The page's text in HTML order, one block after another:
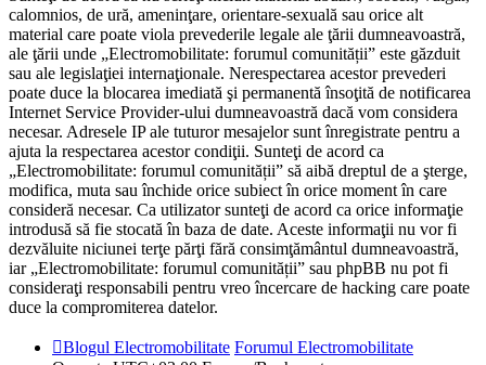
calomnios, de ură, ameninţare, orientare-sexuală sau orice alt
material care poate viola prevederile legale ale ţării dumneavoastră,
ale ţării unde „Electromobilitate: forumul comunității” este găzduit
sau ale legislaţiei internaţionale. Nerespectarea acestor prevederi
poate duce la blocarea imediată şi permanentă însoţită de notificarea
Internet Service Provider-ului dumneavoastră dacă vom considera
necesar. Adresele IP ale tuturor mesajelor sunt înregistrate pentru a
ajuta la respectarea acestor condiţii. Sunteţi de acord ca
„Electromobilitate: forumul comunității” să aibă dreptul de a şterge,
modifica, muta sau închide orice subiect în orice moment în care
consideră necesar. Ca utilizator sunteţi de acord ca orice informaţie
introdusă să fie stocată în baza de date. Aceste informaţii nu vor fi
dezvăluite niciunei terţe părţi fără consimţământul dumneavoastră,
iar „Electromobilitate: forumul comunității” sau phpBB nu pot fi
consideraţi responsabili pentru vreo încercare de hacking care poate
duce la compromiterea datelor.
Blogul Electromobilitate Forumul Electromobilitate